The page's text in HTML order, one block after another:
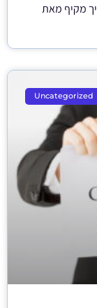
מקיף מאת
Uncategorized